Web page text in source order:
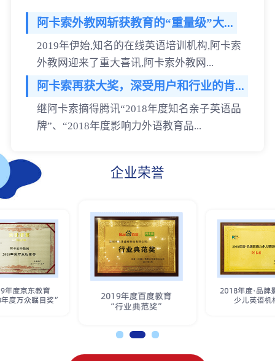
阿卡索外教网斩获教育的“重量级”大...
2019年伊始,知名的在线英语培训机构,阿卡索
外教网迎来了重大喜讯,阿卡索外教网...
阿卡索再获大奖，深受用户和行业的肯...
继阿卡索摘得腾讯“2018年度知名亲子英语品
牌”、“2018年度影响力外语教育品...
企业荣誉